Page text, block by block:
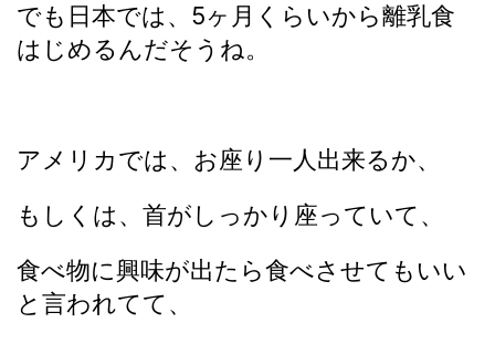
でも日本では、5ヶ月くらいから離乳食
はじめるんだそうね。
アメリカでは、お座り一人出来るか、
もしくは、首がしっかり座っていて、
食べ物に興味が出たら食べさせてもいい
と言われてて、